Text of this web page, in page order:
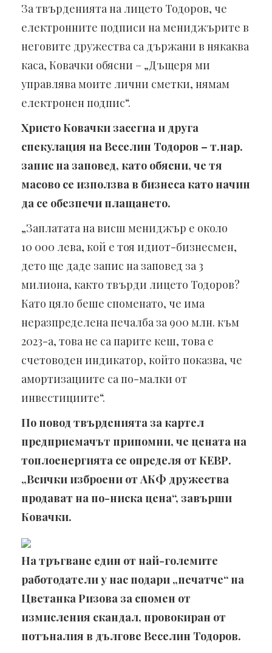
За твърденията на лицето Тодоров, че
електронните подписи на мениджърите в
неговите дружества са държани в някаква
каса, Ковачки обясни – „Дъщеря ми
управлява моите лични сметки, нямам
електронен подпис“.
Христо Ковачки засегна и друга
спекулация на Веселин Тодоров – т.нар.
запис на заповед, като обясни, че тя
масово се използва в бизнеса като начин
да се обезпечи плащането.
„Заплатата на висш мениджър е около
10 000 лева, кой е тоя идиот-бизнесмен,
дето ще даде запис на заповед за 3
милиона, както твърди лицето Тодоров?
Като цяло беше споменато, че има
неразпределена печалба за 900 млн. към
2023-а, това не са парите кеш, това е
счетоводен индикатор, който показва, че
амортизациите са по-малки от
инвестициите“.
По повод твърденията за картел
предприемачът припомни, че цената на
топлоенергията се определя от КЕВР.
„Всички изброени от АКФ дружества
продават на по-ниска цена“, завърши
Ковачки.
На тръгване един от най-големите
работодатели у нас подари „печатче“ на
Цветанка Ризова за спомен от
измисления скандал, провокиран от
потъналия в дългове Веселин Тодоров.